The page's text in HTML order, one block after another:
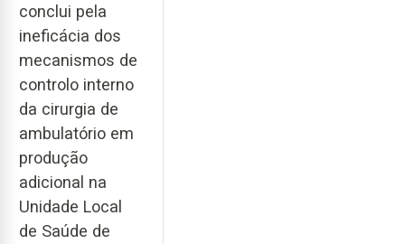
conclui pela
ineficácia dos
mecanismos de
controlo interno
da cirurgia de
ambulatório em
produção
adicional na
Unidade Local
de Saúde de